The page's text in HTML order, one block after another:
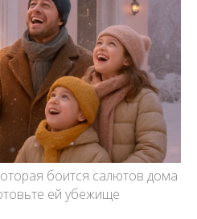
боится салютов дома
ей убежище